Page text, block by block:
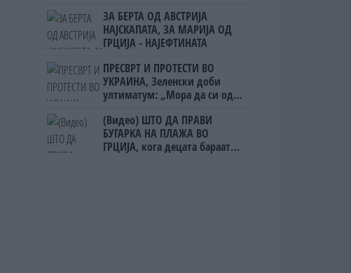
ЗА БЕРТА ОД АВСТРИЈА
НАЈСКАПАТА, ЗА МАРИЈА ОД
ГРЦИЈА - НАЈЕФТИНАТА
ПРЕСВРТ И ПРОТЕСТИ ВО
УКРАИНА, Зеленски доби
ултиматум: „Мора да си оди,
(Видео) ШТО ДА ПРАВИ
БУГАРКА НА ПЛАЖА ВО
ГРЦИЈА, кога децата бараат